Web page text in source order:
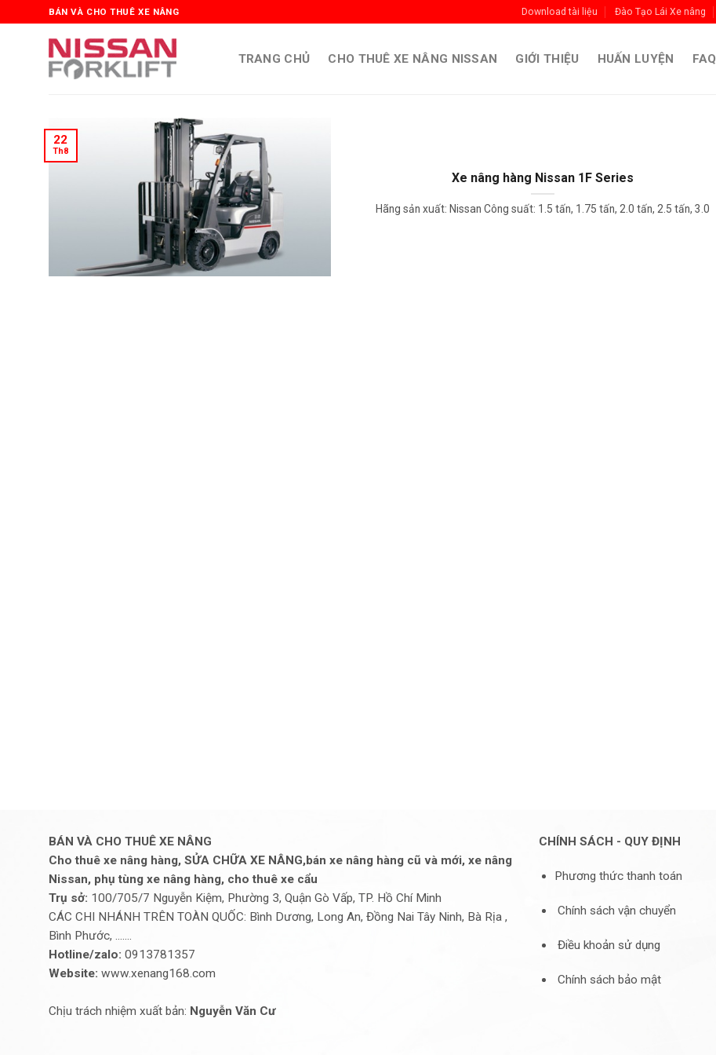
to
BÁN VÀ CHO THUÊ XE NÂNG Download tài liệu Đào Tạo Lái Xe nâng
TRANG CHỦ CHO THUÊ XE NÂNG NISSAN GIỚI THIỆU HUẤN LUYỆN FAQ
Xe nâng hàng Nissan 1F Series
Hãng sản xuất: Nissan Công suất: 1.5 tấn, 1.75 tấn, 2.0 tấn, 2.5 tấn, 3.0
22
Th8
BÁN VÀ CHO THUÊ XE NÂNG
Cho thuê xe nâng hàng, SỬA CHỮA XE NÂNG,bán xe nâng hàng cũ và mới, xe nâng
Nissan, phụ tùng xe nâng hàng, cho thuê xe cẩu
Trụ sở: 100/705/7 Nguyễn Kiệm, Phường 3, Quận Gò Vấp, TP. Hồ Chí Minh
CÁC CHI NHÁNH TRÊN TOÀN QUỐC: Bình Dương, Long An, Đồng Nai Tây Ninh, Bà Rịa ,
Bình Phước, .......
Hotline/zalo: 0913781357
Website: www.xenang168.com
Chịu trách nhiệm xuất bản: Nguyễn Văn Cư
CHÍNH SÁCH - QUY ĐỊNH
Phương thức thanh toán
Chính sách vận chuyển
Điều khoản sử dụng
Chính sách bảo mật